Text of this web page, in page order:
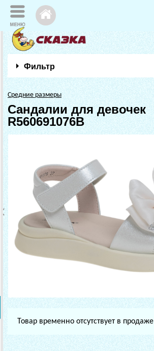
Фильтр
Средние размеры
Сандалии для девочек
R560691076B
Товар временно отсутствует в продаже